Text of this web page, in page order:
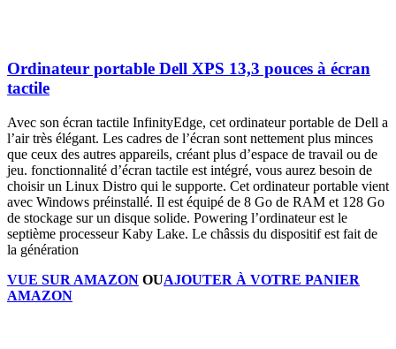
Ordinateur portable Dell XPS 13,3 pouces à écran
tactile
Avec son écran tactile InfinityEdge, cet ordinateur portable de Dell a
l’air très élégant. Les cadres de l’écran sont nettement plus minces
que ceux des autres appareils, créant plus d’espace de travail ou de
jeu. fonctionnalité d’écran tactile est intégré, vous aurez besoin de
choisir un Linux Distro qui le supporte. Cet ordinateur portable vient
avec Windows préinstallé. Il est équipé de 8 Go de RAM et 128 Go
de stockage sur un disque solide. Powering l’ordinateur est le
septième processeur Kaby Lake. Le châssis du dispositif est fait de
la génération
VUE SUR AMAZON OUAJOUTER À VOTRE PANIER
AMAZON